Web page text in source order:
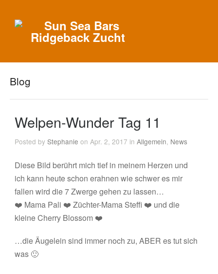
Blog
Welpen-Wunder Tag 11
Posted byStephanie on Apr. 2, 2017 inAllgemein, News
Diese Bild berührt mich tief in meinem Herzen und
ich kann heute schon erahnen wie schwer es mir
fallen wird die 7 Zwerge gehen zu lassen…
❤️ Mama Pali ❤️ Züchter-Mama Steffi ❤️ und die
kleine Cherry Blossom ❤️
…die Äugelein sind immer noch zu, ABER es tut sich
was 🙂